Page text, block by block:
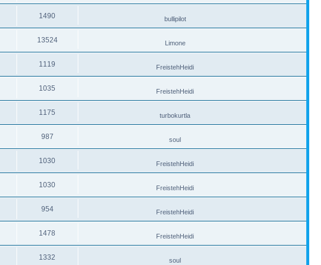
1490 bullipilot
13524 Limone
1119 FreistehHeidi
1035 FreistehHeidi
1175 turbokurtla
987 soul
1030 FreistehHeidi
1030 FreistehHeidi
954 FreistehHeidi
1478 FreistehHeidi
1332 soul